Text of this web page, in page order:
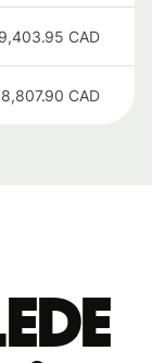
9,403.95 CAD
CAD